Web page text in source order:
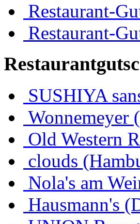
Restaurant-
Restaurant-
SUSHIYA
Wonnemeyer
Old Western
clouds
Nola's am
Hausmann's